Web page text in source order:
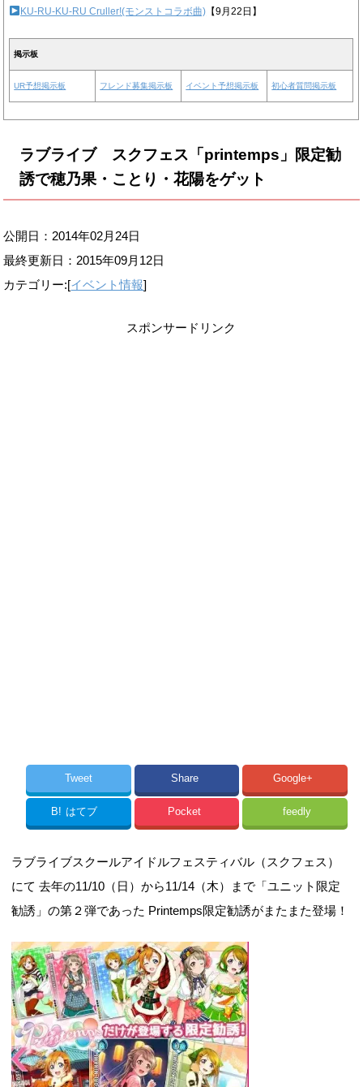
KU-RU-KU-RU Cruller!(モンストコラボ曲) 【9月22日】
掲示板
UR予想掲示板 フレンド募集掲示板 イベント予想掲示板 初心者質問掲示板
ラブライブ スクフェス「printemps」限定勧
誘で穂乃果・ことり・花陽をゲット
公開日：2014年02月24日
最終更新日： 2015年09月12日
カテゴリー:[イベント情報]
スポンサードリンク
Tweet Share Google+
B! はてブ Pocket feedly
ラブライブスクールアイドルフェスティバル（スクフェス）
にて 去年の11/10（日）から11/14（木）まで「ユニット限定
勧誘」の第２弾であった Printemps限定勧誘がまたまた登場！